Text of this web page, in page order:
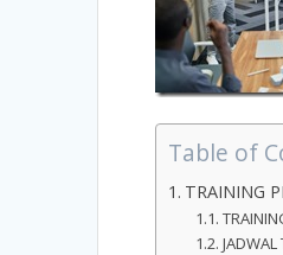
Table of
TRAINING